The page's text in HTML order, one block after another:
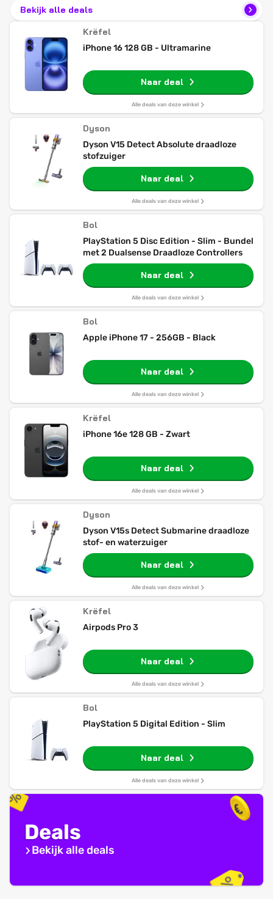
Bekijk alle deals
Krëfel
iPhone 16 128 GB - Ultramarine
Naar deal
Alle deals van deze winkel
Dyson
Dyson V15 Detect Absolute draadloze
stofzuiger
Naar deal
Alle deals van deze winkel
Bol
PlayStation 5 Disc Edition - Slim - Bundel
met 2 Dualsense Draadloze Controllers
Naar deal
Alle deals van deze winkel
Bol
Apple iPhone 17 - 256GB - Black
Naar deal
Alle deals van deze winkel
Krëfel
iPhone 16e 128 GB - Zwart
Naar deal
Alle deals van deze winkel
Dyson
Dyson V15s Detect Submarine draadloze
stof- en waterzuiger
Naar deal
Alle deals van deze winkel
Krëfel
Airpods Pro 3
Naar deal
Alle deals van deze winkel
Bol
PlayStation 5 Digital Edition - Slim
Naar deal
Alle deals van deze winkel
Deals
Bekijk alle deals